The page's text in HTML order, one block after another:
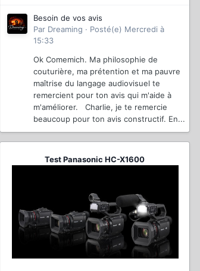
Besoin de vos avis
Par Dreaming · Posté(e) Mercredi à
15:33
Ok Comemich. Ma philosophie de
couturière, ma prétention et ma pauvre
maîtrise du langage audiovisuel te
remercient pour ton avis qui m'aide à
m'améliorer. Charlie, je te remercie
beaucoup pour ton avis constructif. En...
Test Panasonic HC-X1600